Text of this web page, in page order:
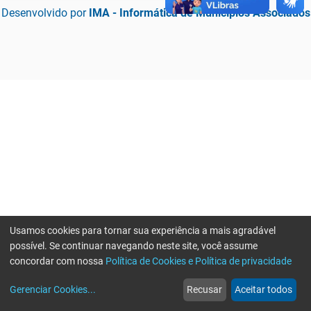
Desenvolvido por IMA - Informática de Municípios Associados
web
Notícias
more_horiz
Mais
Usamos cookies para tornar sua experiência a mais agradável
possível. Se continuar navegando neste site, você assume
concordar com nossa Política de Cookies e Política de privacidade
Gerenciar Cookies... Recusar Aceitar todos
Erro ao enviar informações, por favor tente novamente